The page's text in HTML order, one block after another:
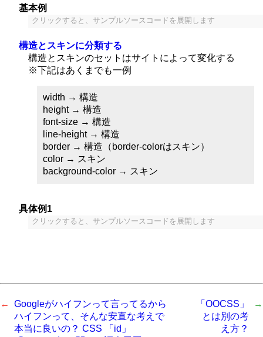
基本例
クリックすると、サンプルソースコードを展開します
構造とスキンに分類する
構造とスキンのセットはサイトによって変化する
※下記はあくまでも一例
width → 構造
height → 構造
font-size → 構造
line-height → 構造
border → 構造（border-colorはスキン）
color → スキン
background-color → スキン
具体例1
クリックすると、サンプルソースコードを展開します
Googleがハイフンって言ってるから
ハイフンって、そんな安直な考えで
本当に良いの？ CSS 「id」
「OOCSS」
とは別の考
え方？